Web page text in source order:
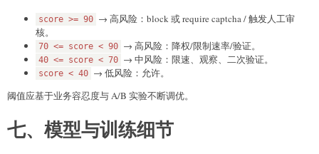
score >= 90 → 高风险：block 或 require captcha / 触发人工审
核。
70 <= score < 90 → 高风险：降权/限制速率/验证。
40 <= score < 70 → 中风险：限速、观察、二次验证。
score < 40 → 低风险：允许。
阈值应基于业务容忍度与 A/B 实验不断调优。
七、模型与训练细节